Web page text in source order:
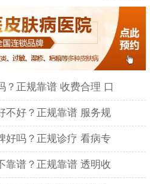
？正规靠谱 收费合理 口
不好？正规靠谱 服务规
好吗？正规诊疗 看病专
靠谱？正规靠谱 透明收